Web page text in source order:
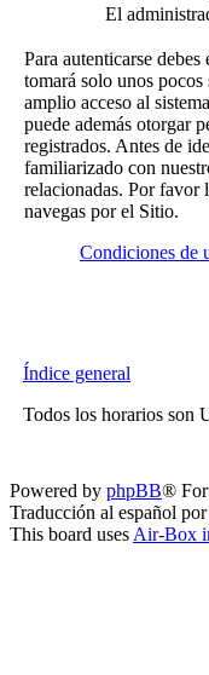
El
Para autenticarse
tomará solo unos
amplio acceso al
puede además otorgar
registrados. Antes de
familiarizado con
relacionadas. Por favor
navegas por el Sitio.
Condiciones de
Índice general
Todos los horarios son
Powered by phpBB®
Traducción al español por
This board uses Air-Box